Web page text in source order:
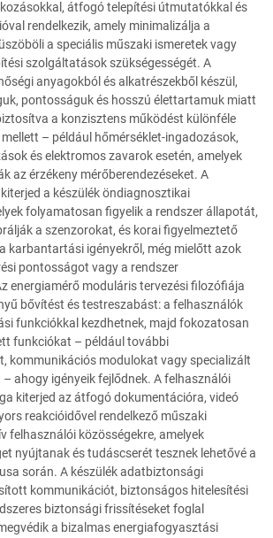
átfogó telepítési útmutatókkal és
rendelkezik, amely minimalizálja a
a speciális műszaki ismeretek vagy
szolgáltatások szükségességét. A
anyagokból és alkatrészekből készül,
pontosságuk és hosszú élettartamuk miatt
a konzisztens működést különféle
– például hőmérséklet-ingadozások,
és elektromos zavarok esetén, amelyek
az érzékeny mérőberendezéseket. A
a készülék öndiagnosztikai
folyamatosan figyelik a rendszer állapotát,
a szenzorokat, és korai figyelmeztető
karbantartási igényekről, még mielőtt azok
pontosságot vagy a rendszer
energiamérő moduláris tervezési filozófiája
bővítést és testreszabást: a felhasználók
funkciókkal kezdhetnek, majd fokozatosan
funkciókat – például további
kommunikációs modulokat vagy specializált
ahogy igényeik fejlődnek. A felhasználói
kiterjed az átfogó dokumentációra, videó
reakcióidővel rendelkező műszaki
felhasználói közösségekre, amelyek
nyújtanak és tudáscserét tesznek lehetővé a
során. A készülék adatbiztonsági
kommunikációt, biztonságos hitelesítési
biztonsági frissítéseket foglal
a bizalmas energiafogyasztási